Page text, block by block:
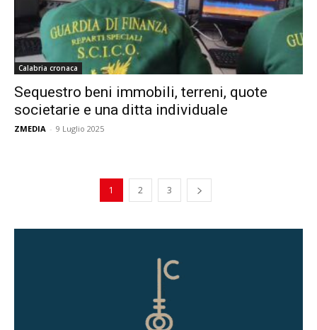
Calabria cronaca
Sequestro beni immobili, terreni, quote
societarie e una ditta individuale
ZMEDIA - 9 Luglio 2025
1 2 3